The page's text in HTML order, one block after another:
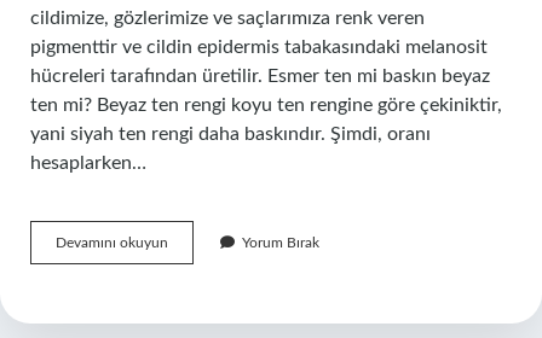
cildimize, gözlerimize ve saçlarımıza renk veren
pigmenttir ve cildin epidermis tabakasındaki melanosit
hücreleri tarafından üretilir. Esmer ten mi baskın beyaz
ten mi? Beyaz ten rengi koyu ten rengine göre çekiniktir,
yani siyah ten rengi daha baskındır. Şimdi, oranı
hesaplarken…
Devamını okuyun
Rengi
Gelir
Yorum Bırak